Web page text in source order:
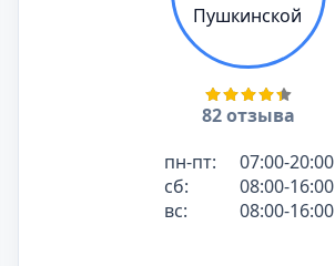
82 отзыва
пн-пт:
07:00-20:00
сб:
08:00-16:00
вс:
08:00-16:00